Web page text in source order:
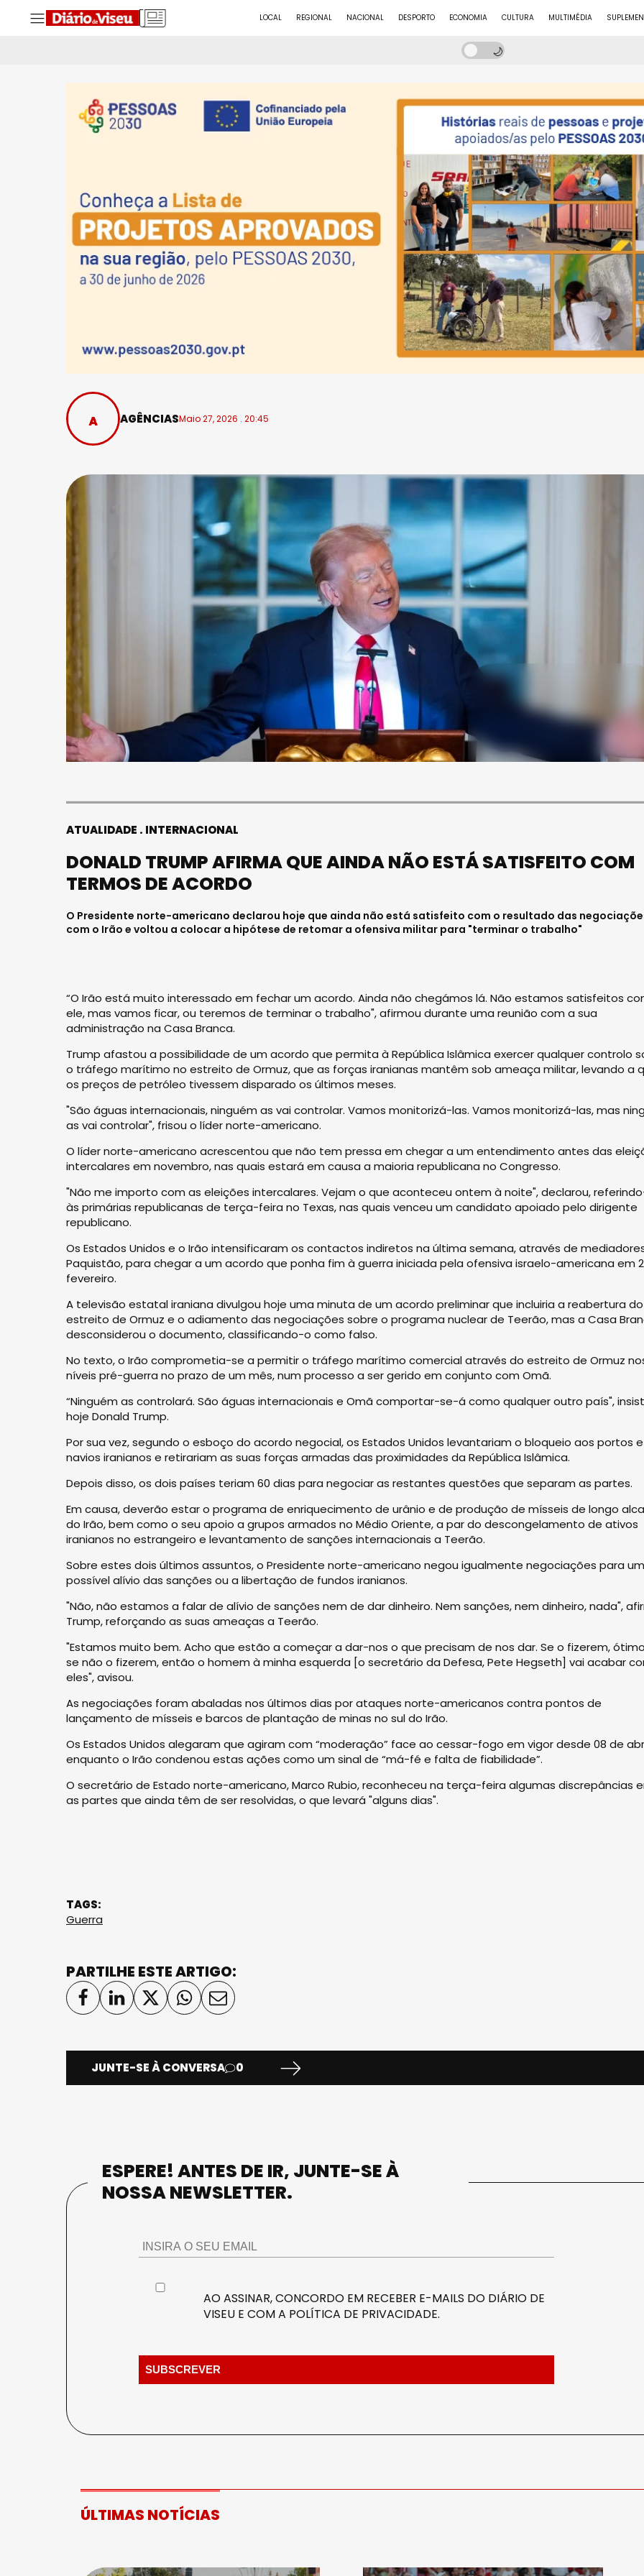
LOCAL REGIONAL NACIONAL DESPORTO ECONOMIA CULTURA MULTIMÉDIA
AGÊNCIASMaio 27, 2026 . 20:45
ATUALIDADE INTERNACIONAL
DONALD TRUMP AFIRMA QUE AINDA NÃO ESTÁ SATISFEITO COM
TERMOS DE ACORDO
O Presidente norte-americano declarou hoje que ainda não está satisfeito com o resultado das
com o Irão e voltou a colocar a hipótese de retomar a ofensiva militar para "terminar o trabalho"
“O Irão está muito interessado em fechar um acordo. Ainda não chegámos lá. Não estamos satisfeitos
ele, mas vamos ficar, ou teremos de terminar o trabalho", afirmou durante uma reunião com a sua
administração na Casa Branca.
Trump afastou a possibilidade de um acordo que permita à República Islâmica exercer qualquer controlo
o tráfego marítimo no estreito de Ormuz, que as forças iranianas mantêm sob ameaça militar, levando a
os preços de petróleo tivessem disparado os últimos meses.
"São águas internacionais, ninguém as vai controlar. Vamos monitorizá-las. Vamos monitorizá-las, mas
as vai controlar", frisou o líder norte-americano.
O líder norte-americano acrescentou que não tem pressa em chegar a um entendimento antes das
intercalares em novembro, nas quais estará em causa a maioria republicana no Congresso.
"Não me importo com as eleições intercalares. Vejam o que aconteceu ontem à noite", declarou,
às primárias republicanas de terça-feira no Texas, nas quais venceu um candidato apoiado pelo dirigente
republicano.
Os Estados Unidos e o Irão intensificaram os contactos indiretos na última semana, através de
Paquistão, para chegar a um acordo que ponha fim à guerra iniciada pela ofensiva israelo-americana em
fevereiro.
A televisão estatal iraniana divulgou hoje uma minuta de um acordo preliminar que incluiria a reabertura do
estreito de Ormuz e o adiamento das negociações sobre o programa nuclear de Teerão, mas a Casa
desconsiderou o documento, classificando-o como falso.
No texto, o Irão comprometia-se a permitir o tráfego marítimo comercial através do estreito de Ormuz
níveis pré-guerra no prazo de um mês, num processo a ser gerido em conjunto com Omã.
“Ninguém as controlará. São águas internacionais e Omã comportar-se-á como qualquer outro país",
hoje Donald Trump.
Por sua vez, segundo o esboço do acordo negocial, os Estados Unidos levantariam o bloqueio aos portos e
navios iranianos e retirariam as suas forças armadas das proximidades da República Islâmica.
Depois disso, os dois países teriam 60 dias para negociar as restantes questões que separam as partes.
Em causa, deverão estar o programa de enriquecimento de urânio e de produção de mísseis de longo
do Irão, bem como o seu apoio a grupos armados no Médio Oriente, a par do descongelamento de ativos
iranianos no estrangeiro e levantamento de sanções internacionais a Teerão.
Sobre estes dois últimos assuntos, o Presidente norte-americano negou igualmente negociações para um
possível alívio das sanções ou a libertação de fundos iranianos.
"Não, não estamos a falar de alívio de sanções nem de dar dinheiro. Nem sanções, nem dinheiro, nada",
Trump, reforçando as suas ameaças a Teerão.
"Estamos muito bem. Acho que estão a começar a dar-nos o que precisam de nos dar. Se o fizerem,
se não o fizerem, então o homem à minha esquerda [o secretário da Defesa, Pete Hegseth] vai acabar
eles", avisou.
As negociações foram abaladas nos últimos dias por ataques norte-americanos contra pontos de
lançamento de mísseis e barcos de plantação de minas no sul do Irão.
Os Estados Unidos alegaram que agiram com “moderação” face ao cessar-fogo em vigor desde 08 de
enquanto o Irão condenou estas ações como um sinal de “má-fé e falta de fiabilidade”.
O secretário de Estado norte-americano, Marco Rubio, reconheceu na terça-feira algumas discrepâncias
as partes que ainda têm de ser resolvidas, o que levará "alguns dias".
TAGS:
Guerra
PARTILHE ESTE ARTIGO:
JUNTE-SE À CONVERSA 0
ESPERE! ANTES DE IR, JUNTE-SE À
NOSSA NEWSLETTER.
AO ASSINAR, CONCORDO EM RECEBER E-MAILS DO DIÁRIO DE
VISEU E COM A POLÍTICA DE PRIVACIDADE.
SOCIEDADE
FALECEU PAULA ALMEIDA,
JOVEM ENFERMEIRA NO
HOSPITAL DE VISEU
Julho 27, 2026 . 11:00
VISEENSE RITA
REALIZA-SE NA
FEIRA
ÚLTIMAS NOTÍCIAS